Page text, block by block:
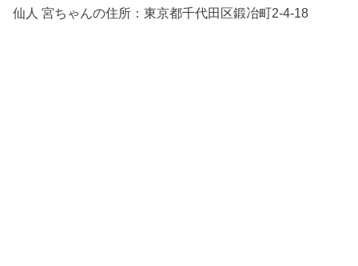
仙人 宮ちゃんの住所：東京都千代田区鍛冶町2-4-18